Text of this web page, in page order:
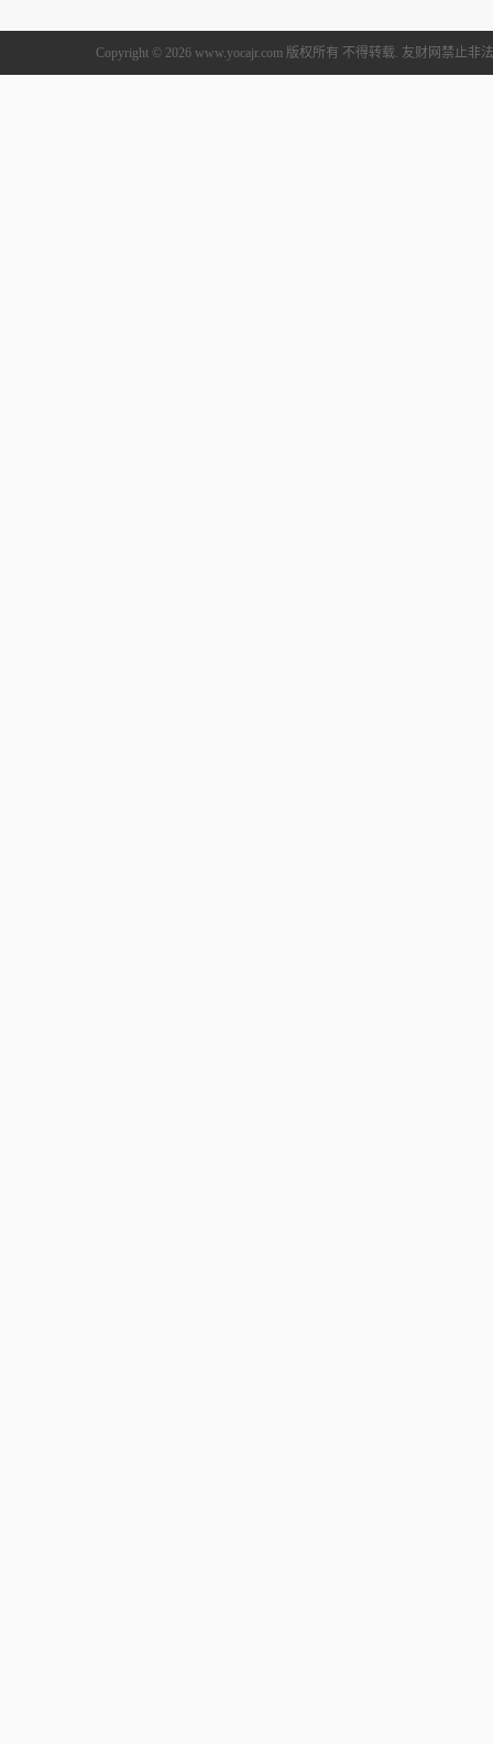
Copyright © 2026 www.yocajr.com 版权所有 不得转载. 友财网禁止非